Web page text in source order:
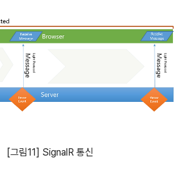
[그림11] SignalR 통신